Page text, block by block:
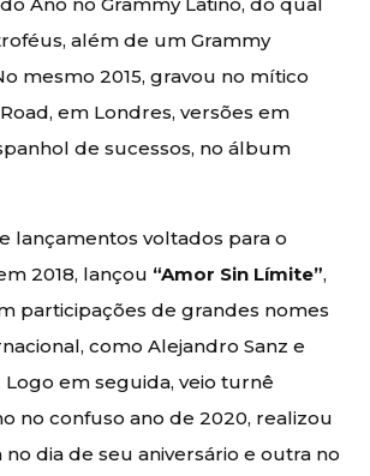
além de um Grammy
mesmo 2015, gravou no mítico
em Londres, versões em
de sucessos, no álbum
lançamentos voltados para o
2018, lançou “Amor Sin Límite”,
participações de grandes nomes
como Alejandro Sanz e
Logo em seguida, veio turnê
no confuso ano de 2020, realizou
no dia de seu aniversário e outra no